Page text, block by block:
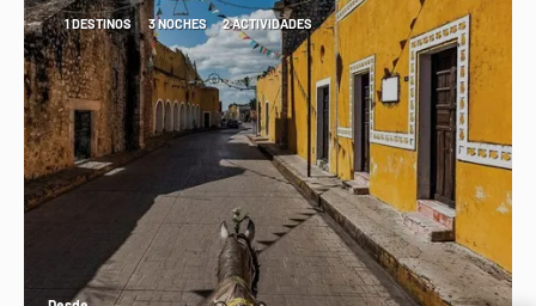
1 DESTINOS 3 NOCHES 2 ACTIVIDADES